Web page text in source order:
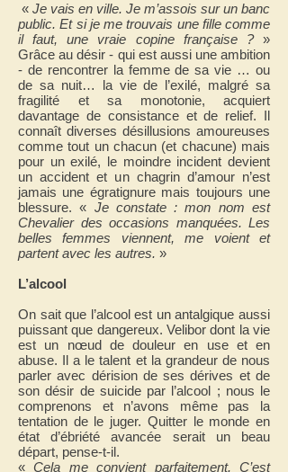
« Je vais en ville. Je m’assois sur un banc
public. Et si je me trouvais une fille comme
il faut, une vraie copine française ?»
Grâce au désir - qui est aussi une ambition
- de rencontrer la femme de sa vie … ou
de sa nuit… la vie de l’exilé, malgré sa
fragilité et sa monotonie, acquiert
davantage de consistance et de relief. Il
connaît diverses désillusions amoureuses
comme tout un chacun (et chacune) mais
pour un exilé, le moindre incident devient
un accident et un chagrin d’amour n’est
jamais une égratignure mais toujours une
blessure. « Je constate : mon nom est
Chevalier des occasions manquées. Les
belles femmes viennent, me voient et
partent avec les autres. »
L’alcool
On sait que l’alcool est un antalgique aussi
puissant que dangereux. Velibor dont la vie
est un nœud de douleur en use et en
abuse. Il a le talent et la grandeur de nous
parler avec dérision de ses dérives et de
son désir de suicide par l’alcool ; nous le
comprenons et n’avons même pas la
tentation de le juger. Quitter le monde en
état d’ébriété avancée serait un beau
départ, pense-t-il.
«Cela me convient parfaitement. C’est